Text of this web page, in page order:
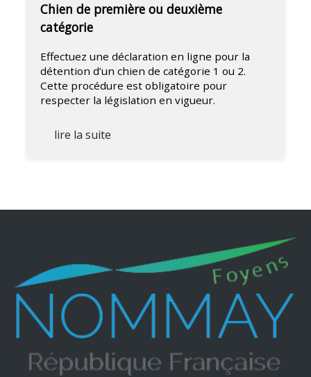
Chien de première ou deuxième
catégorie
Effectuez une déclaration en ligne pour la
détention d’un chien de catégorie 1 ou 2.
Cette procédure est obligatoire pour
respecter la législation en vigueur.
lire la suite